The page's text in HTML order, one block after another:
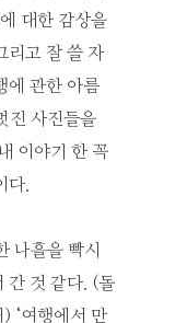
대한 감상을
리고 잘 쓸 자
에 관한 아름
진 사진들을
이야기 한 꼭
다.
나흘을 빡시
간 것 같다. (돌
‘여행에서 만